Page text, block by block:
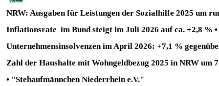
NRW: Ausgaben für Leistungen der Sozialhilfe 2025 um
Inflationsrate im Bund steigt im Juli 2026 auf ca. +2,8 % •
Unternehmensinsolvenzen im April 2026: +7,1 %
Zahl der Haushalte mit Wohngeldbezug 2025 in NRW um
• "Stehaufmännchen Niederrhein e.V."